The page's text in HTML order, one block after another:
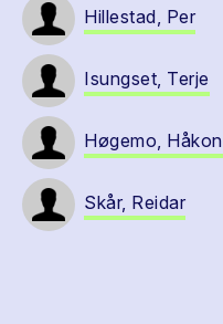
Hillestad, Per
Isungset, Terje
Høgemo, Håkon
Skår, Reidar